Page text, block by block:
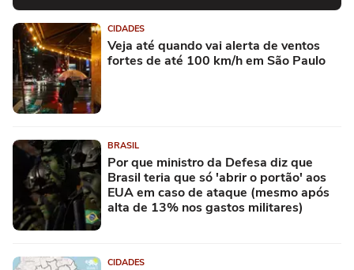
CIDADES
Veja até quando vai alerta de ventos
fortes de até 100 km/h em São Paulo
BRASIL
Por que ministro da Defesa diz que
Brasil teria que só 'abrir o portão' aos
EUA em caso de ataque (mesmo após
alta de 13% nos gastos militares)
CIDADES